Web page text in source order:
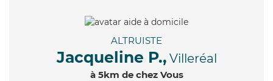
ALTRUISTE
Jacqueline P., Villeréal
à 5km de chez Vous